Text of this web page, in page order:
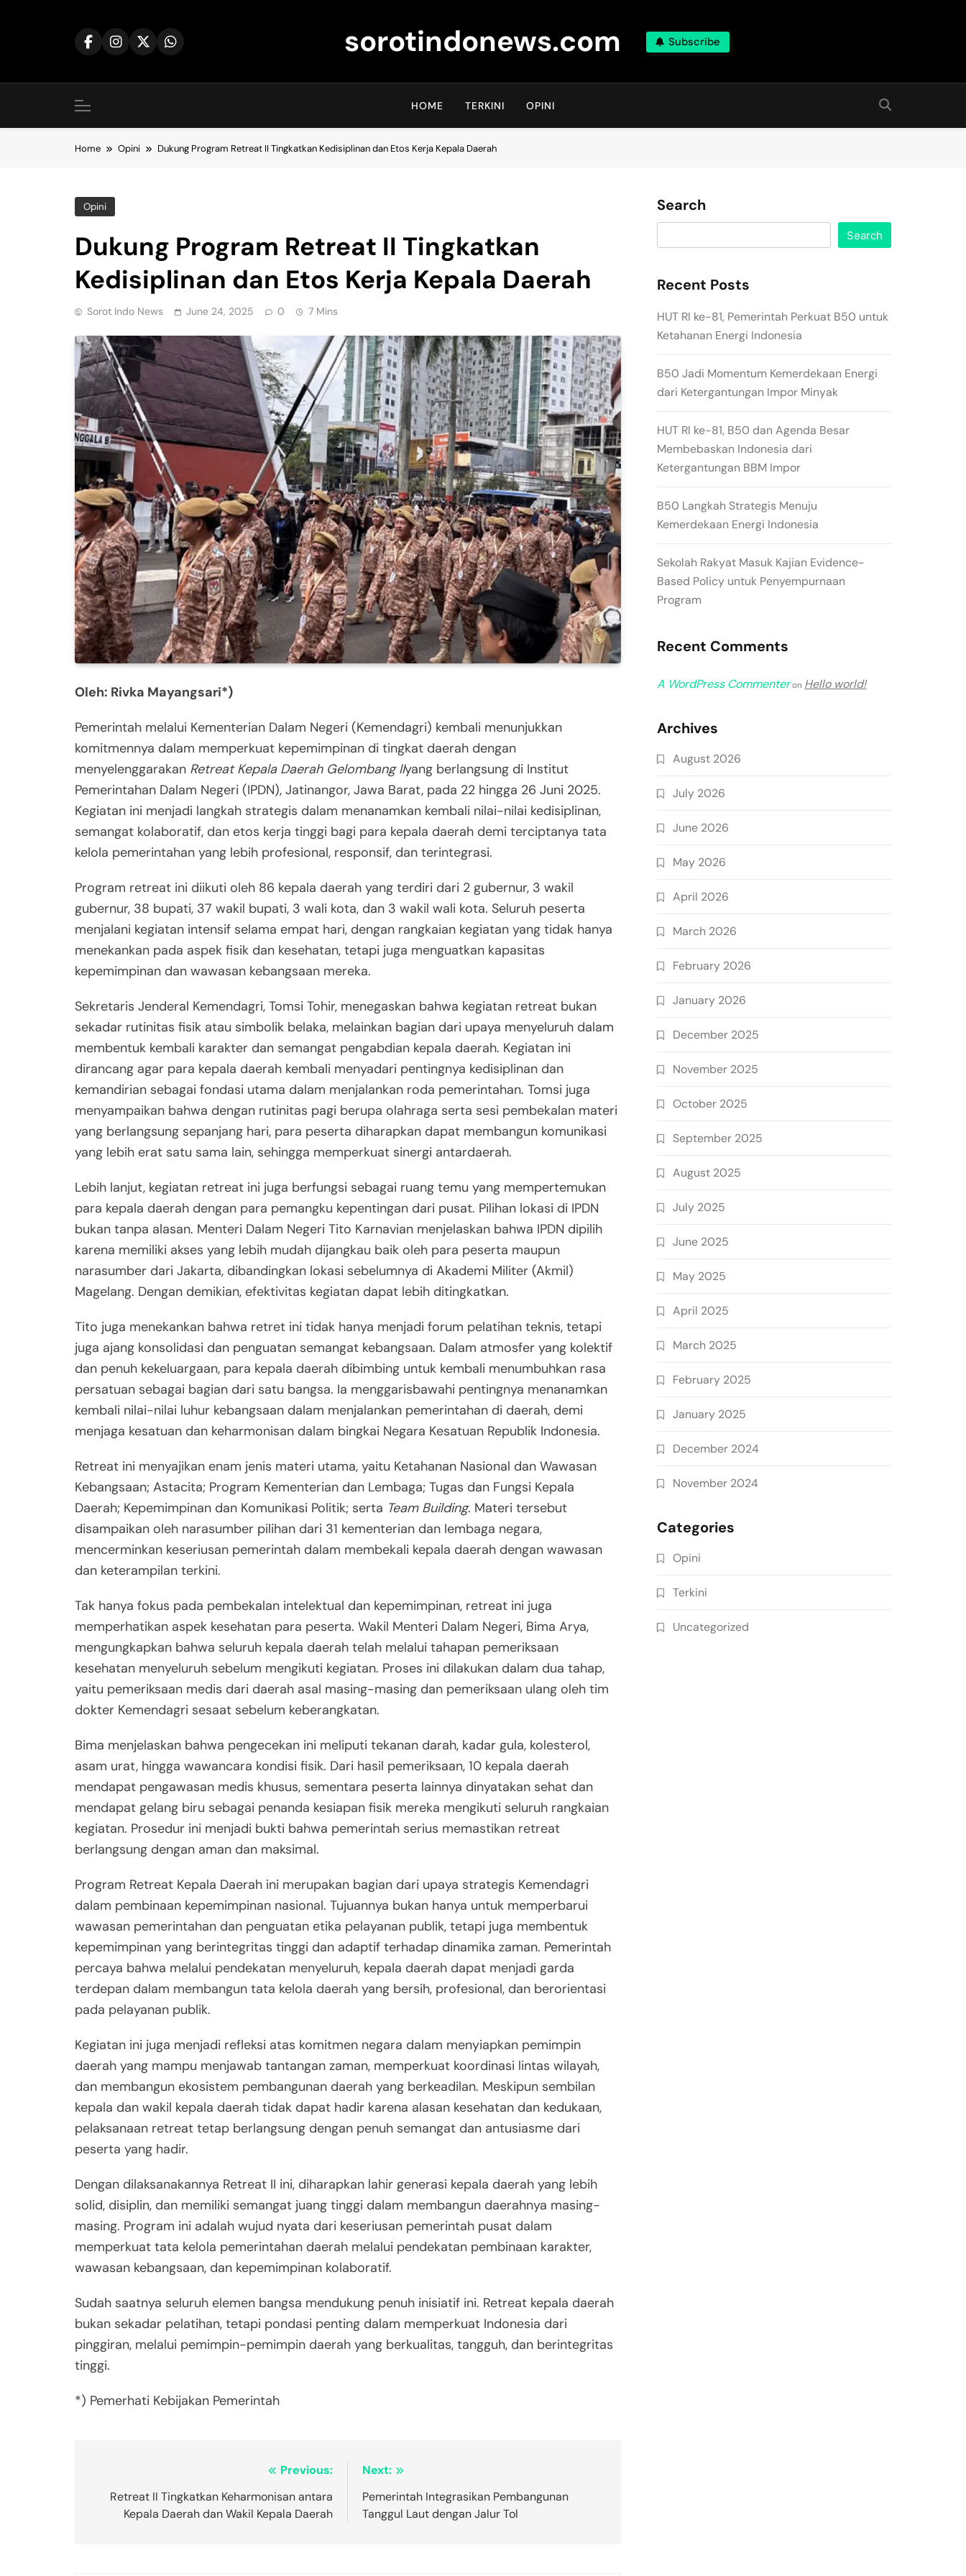
sorotindonews.com Subscribe
HOME TERKINI OPINI
Home Opini Dukung Program Retreat II Tingkatkan Kedisiplinan dan Etos Kerja Kepala Daerah
Opini
Dukung Program Retreat II Tingkatkan
Kedisiplinan dan Etos Kerja Kepala Daerah
Sorot Indo News June 24, 2025 0 7 Mins
Oleh: Rivka Mayangsari*)
Pemerintah melalui Kementerian Dalam Negeri (Kemendagri) kembali menunjukkan
komitmennya dalam memperkuat kepemimpinan di tingkat daerah dengan
menyelenggarakan Retreat Kepala Daerah Gelombang IIyang berlangsung di Institut
Pemerintahan Dalam Negeri (IPDN), Jatinangor, Jawa Barat, pada 22 hingga 26 Juni 2025.
Kegiatan ini menjadi langkah strategis dalam menanamkan kembali nilai-nilai kedisiplinan,
semangat kolaboratif, dan etos kerja tinggi bagi para kepala daerah demi terciptanya tata
kelola pemerintahan yang lebih profesional, responsif, dan terintegrasi.
Program retreat ini diikuti oleh 86 kepala daerah yang terdiri dari 2 gubernur, 3 wakil
gubernur, 38 bupati, 37 wakil bupati, 3 wali kota, dan 3 wakil wali kota. Seluruh peserta
menjalani kegiatan intensif selama empat hari, dengan rangkaian kegiatan yang tidak hanya
menekankan pada aspek fisik dan kesehatan, tetapi juga menguatkan kapasitas
kepemimpinan dan wawasan kebangsaan mereka.
Sekretaris Jenderal Kemendagri, Tomsi Tohir, menegaskan bahwa kegiatan retreat bukan
sekadar rutinitas fisik atau simbolik belaka, melainkan bagian dari upaya menyeluruh dalam
membentuk kembali karakter dan semangat pengabdian kepala daerah. Kegiatan ini
dirancang agar para kepala daerah kembali menyadari pentingnya kedisiplinan dan
kemandirian sebagai fondasi utama dalam menjalankan roda pemerintahan. Tomsi juga
menyampaikan bahwa dengan rutinitas pagi berupa olahraga serta sesi pembekalan materi
yang berlangsung sepanjang hari, para peserta diharapkan dapat membangun komunikasi
yang lebih erat satu sama lain, sehingga memperkuat sinergi antardaerah.
Lebih lanjut, kegiatan retreat ini juga berfungsi sebagai ruang temu yang mempertemukan
para kepala daerah dengan para pemangku kepentingan dari pusat. Pilihan lokasi di IPDN
bukan tanpa alasan. Menteri Dalam Negeri Tito Karnavian menjelaskan bahwa IPDN dipilih
karena memiliki akses yang lebih mudah dijangkau baik oleh para peserta maupun
narasumber dari Jakarta, dibandingkan lokasi sebelumnya di Akademi Militer (Akmil)
Magelang. Dengan demikian, efektivitas kegiatan dapat lebih ditingkatkan.
Tito juga menekankan bahwa retret ini tidak hanya menjadi forum pelatihan teknis, tetapi
juga ajang konsolidasi dan penguatan semangat kebangsaan. Dalam atmosfer yang kolektif
dan penuh kekeluargaan, para kepala daerah dibimbing untuk kembali menumbuhkan rasa
persatuan sebagai bagian dari satu bangsa. Ia menggarisbawahi pentingnya menanamkan
kembali nilai-nilai luhur kebangsaan dalam menjalankan pemerintahan di daerah, demi
menjaga kesatuan dan keharmonisan dalam bingkai Negara Kesatuan Republik Indonesia.
Retreat ini menyajikan enam jenis materi utama, yaitu Ketahanan Nasional dan Wawasan
Kebangsaan; Astacita; Program Kementerian dan Lembaga; Tugas dan Fungsi Kepala
Daerah; Kepemimpinan dan Komunikasi Politik; serta Team Building. Materi tersebut
disampaikan oleh narasumber pilihan dari 31 kementerian dan lembaga negara,
mencerminkan keseriusan pemerintah dalam membekali kepala daerah dengan wawasan
dan keterampilan terkini.
Tak hanya fokus pada pembekalan intelektual dan kepemimpinan, retreat ini juga
memperhatikan aspek kesehatan para peserta. Wakil Menteri Dalam Negeri, Bima Arya,
mengungkapkan bahwa seluruh kepala daerah telah melalui tahapan pemeriksaan
kesehatan menyeluruh sebelum mengikuti kegiatan. Proses ini dilakukan dalam dua tahap,
yaitu pemeriksaan medis dari daerah asal masing-masing dan pemeriksaan ulang oleh tim
dokter Kemendagri sesaat sebelum keberangkatan.
Bima menjelaskan bahwa pengecekan ini meliputi tekanan darah, kadar gula, kolesterol,
asam urat, hingga wawancara kondisi fisik. Dari hasil pemeriksaan, 10 kepala daerah
mendapat pengawasan medis khusus, sementara peserta lainnya dinyatakan sehat dan
mendapat gelang biru sebagai penanda kesiapan fisik mereka mengikuti seluruh rangkaian
kegiatan. Prosedur ini menjadi bukti bahwa pemerintah serius memastikan retreat
berlangsung dengan aman dan maksimal.
Program Retreat Kepala Daerah ini merupakan bagian dari upaya strategis Kemendagri
dalam pembinaan kepemimpinan nasional. Tujuannya bukan hanya untuk memperbarui
wawasan pemerintahan dan penguatan etika pelayanan publik, tetapi juga membentuk
kepemimpinan yang berintegritas tinggi dan adaptif terhadap dinamika zaman. Pemerintah
percaya bahwa melalui pendekatan menyeluruh, kepala daerah dapat menjadi garda
terdepan dalam membangun tata kelola daerah yang bersih, profesional, dan berorientasi
pada pelayanan publik.
Kegiatan ini juga menjadi refleksi atas komitmen negara dalam menyiapkan pemimpin
daerah yang mampu menjawab tantangan zaman, memperkuat koordinasi lintas wilayah,
dan membangun ekosistem pembangunan daerah yang berkeadilan. Meskipun sembilan
kepala dan wakil kepala daerah tidak dapat hadir karena alasan kesehatan dan kedukaan,
pelaksanaan retreat tetap berlangsung dengan penuh semangat dan antusiasme dari
peserta yang hadir.
Dengan dilaksanakannya Retreat II ini, diharapkan lahir generasi kepala daerah yang lebih
solid, disiplin, dan memiliki semangat juang tinggi dalam membangun daerahnya masing-
masing. Program ini adalah wujud nyata dari keseriusan pemerintah pusat dalam
memperkuat tata kelola pemerintahan daerah melalui pendekatan pembinaan karakter,
wawasan kebangsaan, dan kepemimpinan kolaboratif.
Sudah saatnya seluruh elemen bangsa mendukung penuh inisiatif ini. Retreat kepala daerah
bukan sekadar pelatihan, tetapi pondasi penting dalam memperkuat Indonesia dari
pinggiran, melalui pemimpin-pemimpin daerah yang berkualitas, tangguh, dan berintegritas
tinggi.
*) Pemerhati Kebijakan Pemerintah
navigation
Previous:
Retreat II Tingkatkan Keharmonisan antara
Kepala Daerah dan Wakil Kepala Daerah
Next:
Pemerintah Integrasikan Pembangunan
Tanggul Laut dengan Jalur Tol
Search
Search
Recent Posts
HUT RI ke-81, Pemerintah Perkuat B50 untuk
Ketahanan Energi Indonesia
B50 Jadi Momentum Kemerdekaan Energi
dari Ketergantungan Impor Minyak
HUT RI ke-81, B50 dan Agenda Besar
Membebaskan Indonesia dari
Ketergantungan BBM Impor
B50 Langkah Strategis Menuju
Kemerdekaan Energi Indonesia
Sekolah Rakyat Masuk Kajian Evidence-
Based Policy untuk Penyempurnaan
Program
Recent Comments
A WordPress Commenteron Hello world!
Archives
August 2026
July 2026
June 2026
May 2026
April 2026
March 2026
February 2026
January 2026
December 2025
November 2025
October 2025
September 2025
August 2025
July 2025
June 2025
May 2025
April 2025
March 2025
February 2025
January 2025
December 2024
November 2024
Categories
Opini
Terkini
Uncategorized